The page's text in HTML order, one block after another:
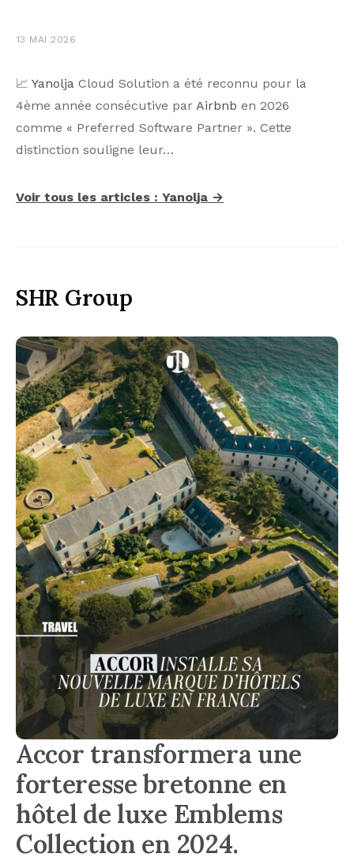
13 MAI 2026
📈 Yanolja Cloud Solution a été reconnu pour la
4ème année consécutive par Airbnb en 2026
comme « Preferred Software Partner ». Cette
distinction souligne leur…
Voir tous les articles : Yanolja →
SHR Group
Accor transformera une
forteresse bretonne en
hôtel de luxe Emblems
Collection en 2024.